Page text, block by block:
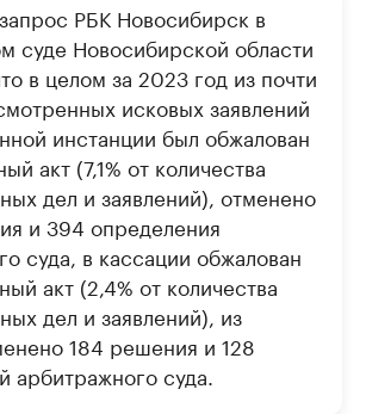
РБК Новосибирск в
суде Новосибирской области
в целом за 2023 год из почти
исковых заявлений
инстанции был обжалован
акт (7,1% от количества
дел и заявлений), отменено
и 394 определения
суда, в кассации обжалован
акт (2,4% от количества
дел и заявлений), из
184 решения и 128
арбитражного суда.